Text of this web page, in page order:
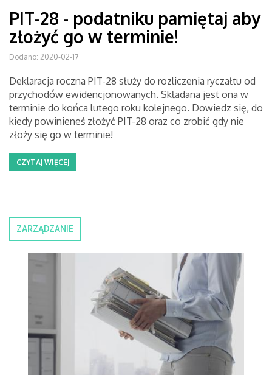
PIT-28 - podatniku pamiętaj aby
złożyć go w terminie!
Dodano: 2020-02-17
Deklaracja roczna PIT-28 służy do rozliczenia ryczałtu od
przychodów ewidencjonowanych. Składana jest ona w
terminie do końca lutego roku kolejnego. Dowiedz się, do
kiedy powinieneś złożyć PIT-28 oraz co zrobić gdy nie
złoży się go w terminie!
CZYTAJ WIĘCEJ
ZARZĄDZANIE